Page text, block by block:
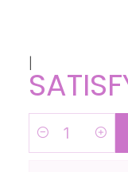
Cantidad